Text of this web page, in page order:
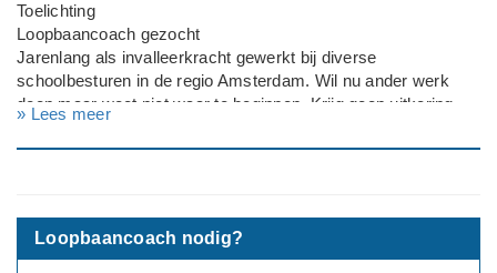
Toelichting
Loopbaancoach gezocht
Jarenlang als invalleerkracht gewerkt bij diverse
schoolbesturen in de regio Amsterdam. Wil nu ander werk
doen maar weet niet waar te beginnen. Krijg geen uitkering
k ben 46 jaar met een pabo diploma wil niet meer werken met
Werksituatie: Werkzoekend
» Lees meer
Loopbaancoach nodig?